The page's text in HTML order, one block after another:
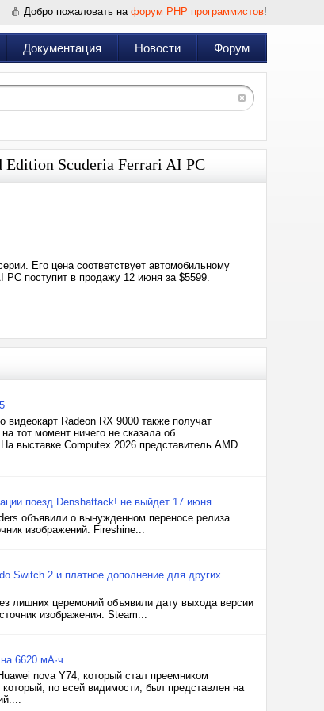
Добро пожаловать на форум PHP программистов!
Документация Новости Форум
Edition Scuderia Ferrari AI PC
Его цена соответствует автомобильному
поступит в продажу 12 июня за $5599.
Radeon RX 9000 также получат
тот момент ничего не сказала об
выставке Computex 2026 представитель AMD
поезд Denshattack! не выйдет 17 июня
объявили о вынужденном переносе релиза
изображений: Fireshine...
Switch 2 и платное дополнение для других
лишних церемоний объявили дату выхода версии
изображения: Steam...
6620 мА·ч
nova Y74, который стал преемником
по всей видимости, был представлен на